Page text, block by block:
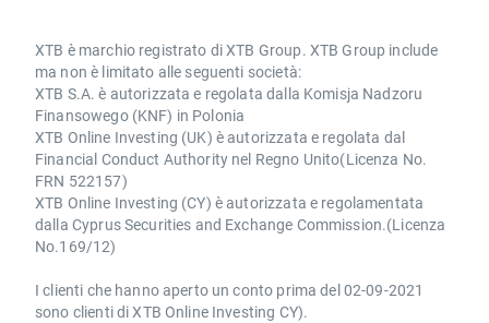
XTB è marchio registrato di XTB Group. XTB Group include
ma non è limitato alle seguenti società:
XTB S.A. è autorizzata e regolata dalla Komisja Nadzoru
Finansowego (KNF) in Polonia
XTB Online Investing (UK) è autorizzata e regolata dal
Financial Conduct Authority nel Regno Unito(Licenza No.
FRN 522157)
XTB Online Investing (CY) è autorizzata e regolamentata
dalla Cyprus Securities and Exchange Commission.(Licenza
No.169/12)
I clienti che hanno aperto un conto prima del 02-09-2021
sono clienti di XTB Online Investing CY).